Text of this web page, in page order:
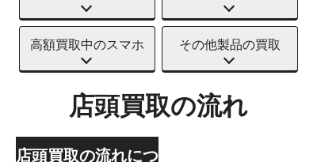
高額買取中のスマホ その他製品の買取
店頭買取の流れ
店頭買取の流れにつ